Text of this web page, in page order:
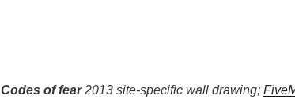
Codes of fear2013 site-specific wall drawing;